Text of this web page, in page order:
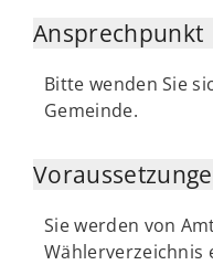
Ansprechpunkt
Bitte wenden Sie
Gemeinde.
Sie werden von
Wählerverzeichnis